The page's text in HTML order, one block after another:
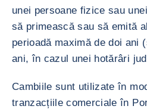
unei persoane fizice sau
să primească sau să emită
perioadă maximă de doi ani
ani, în cazul unei hotărâri
Cambiile sunt utilizate în
tranzacțiile comerciale în